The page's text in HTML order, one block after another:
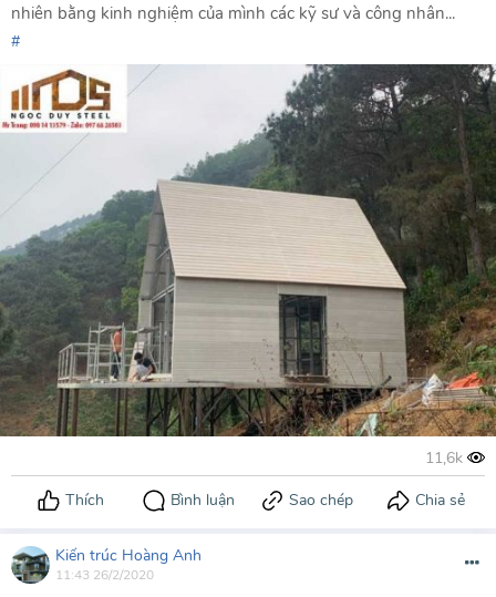
nhiên bằng kinh nghiệm của mình các kỹ sư và công nhân...
Kiến trúc Hoàng Anh
11:43 26/2/2020